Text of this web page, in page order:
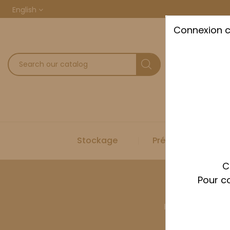
English
Stockage Préparation
Home
Connexion
Pour